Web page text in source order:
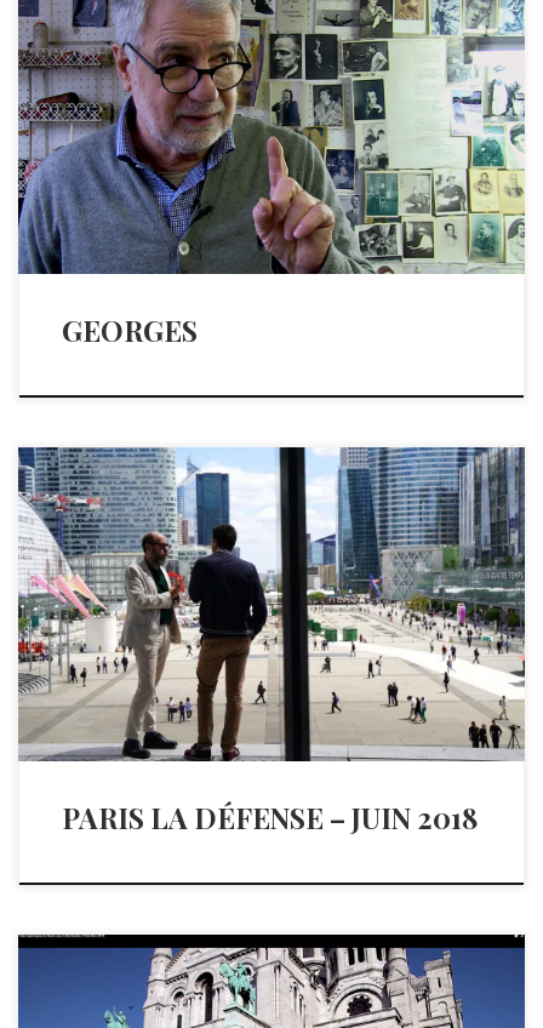
Georges, Yorgos en grec, est le couturier-tailleur du XXe
arrondissement […]
GEORGES
PARIS LA DÉFENSE – JUIN 2018 Clip de présentation du […]
PARIS LA DÉFENSE – JUIN 2018